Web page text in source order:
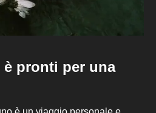
pronti per una